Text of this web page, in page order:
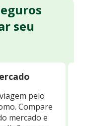
seu
pelo
Compare
mercado e